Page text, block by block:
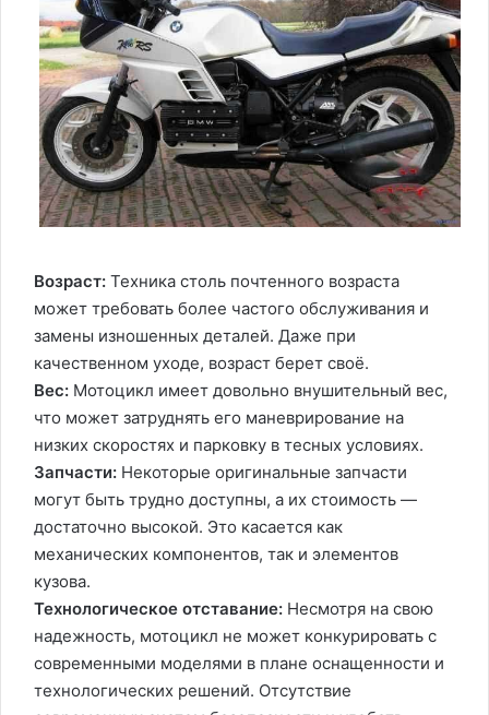
Возраст: Техника столь почтенного возраста
может требовать более частого обслуживания и
замены изношенных деталей. Даже при
качественном уходе, возраст берет своё.
Вес: Мотоцикл имеет довольно внушительный вес,
что может затруднять его маневрирование на
низких скоростях и парковку в тесных условиях.
Запчасти: Некоторые оригинальные запчасти
могут быть трудно доступны, а их стоимость —
достаточно высокой. Это касается как
механических компонентов, так и элементов
кузова.
Технологическое отставание: Несмотря на свою
надежность, мотоцикл не может конкурировать с
современными моделями в плане оснащенности и
технологических решений. Отсутствие